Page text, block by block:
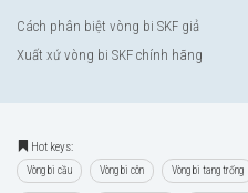
Cách phân biệt vòng bi SKF giả
Xuất xứ vòng bi SKF chính hãng
Hot keys:
Vòng bi cầu Vòng bi côn Vòng bi tang trống